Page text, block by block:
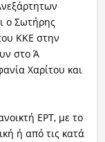
ο Σωτήρης
ΚΚΕ στην
στο Ά
Χαρίτου και
ΕΡΤ, με το
ή από τις κατά